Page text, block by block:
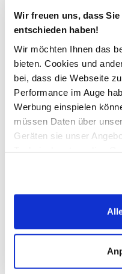
Wir freuen uns, dass
entschieden haben!
Wir möchten Ihnen das
bieten. Cookies und
bei, dass die Webseite
Performance im Auge
Werbung einspielen
müssen Daten über
Geräten sie unser
werden, werden bei der
Fall gesetzt. Cookies
Trackingzwecke werden
erlauben" bzw. "Alle
(einschließlich der
zu ändern oder zu
In den
Schneller DHL
Kostenfreie
Kostenlose
Herren Basic Polo mit
bequemes Poloshirt für